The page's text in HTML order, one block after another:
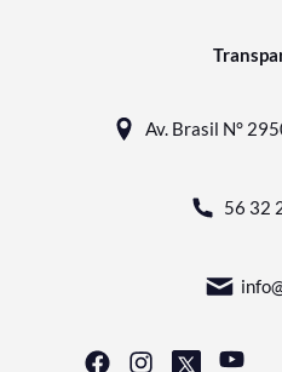
Av. Brasil N°
56 32